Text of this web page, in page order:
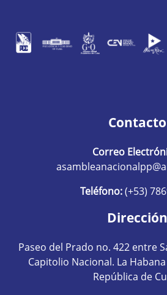
Contacto
Correo
Teléfono:(+53)
Dirección
Paseo del Prado no. 422 entre
Capitolio Nacional. La
República de